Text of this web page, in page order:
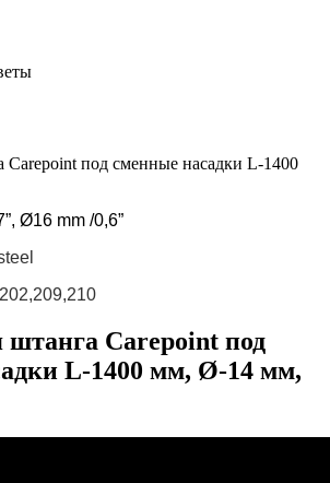
Carepoint под сменные насадки L-1400
Ø16 mm /0,6”
штанга Carepoint под
L-1400 мм, Ø-14 мм,